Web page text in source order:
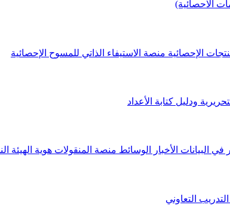
الاحصائية)
الإحصائية منصة الاستيفاء الذاتي للمسوح الإحصائية
ودليل كتابة الأعداد
في البيانات الأخبار الوسائط منصة المنقولات هوية الهيئة
التدريب التعاوني